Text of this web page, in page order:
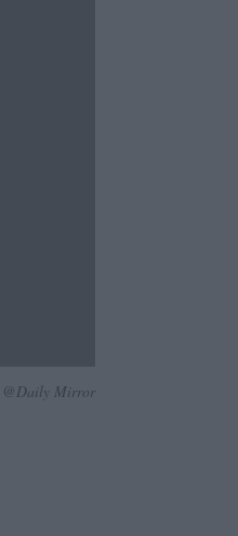
@Daily Mirror